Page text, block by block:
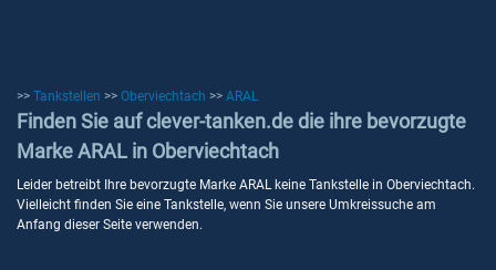
>> Tankstellen >> Oberviechtach >> ARAL
Finden Sie auf clever-tanken.de die ihre bevorzugte
Marke ARAL in Oberviechtach
Leider betreibt Ihre bevorzugte Marke ARAL keine Tankstelle in Oberviechtach.
Vielleicht finden Sie eine Tankstelle, wenn Sie unsere Umkreissuche am
Anfang dieser Seite verwenden.